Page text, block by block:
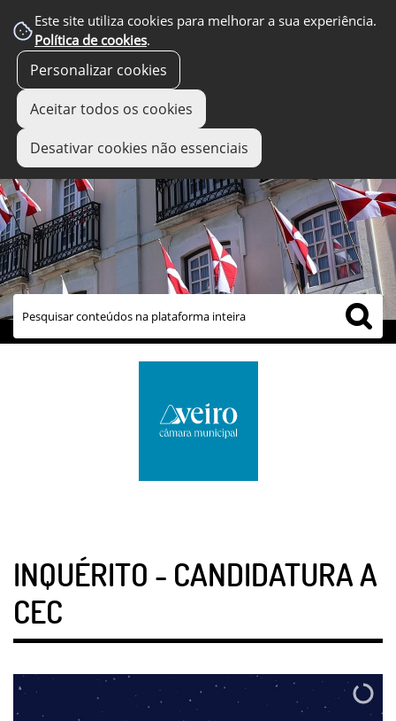
Este site utiliza cookies para melhorar a sua experiência.
Política de cookies.
Personalizar cookies
Aceitar todos os cookies
Desativar cookies não essenciais
links úteis
INQUÉRITO - CANDIDATURA A
CEC